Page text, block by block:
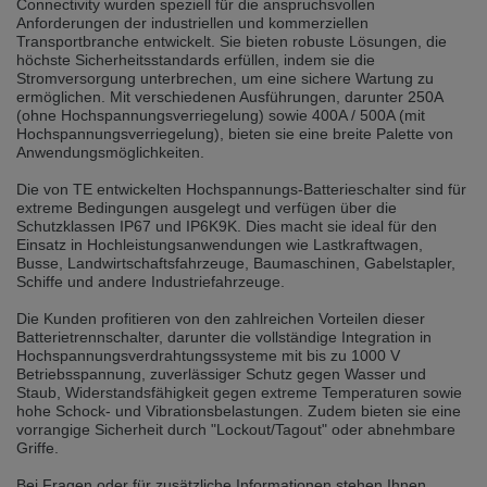
selected one. This website is also available in German. Would you like to
switch to the German version?
Switch to German version Stay on this version
Wir haben erkannt, dass ihr Browser eine andere Sprache als die derzeit
angezeigte bevorzugt. Diese Webseite ist auch auf Deutsch verfügbar.
Möchten Sie zur Deutschen Version wechseln?
We have detected, that your browser prefers another language than the
selected one. This website is also available in Czech. Would you like to
switch to the Czech version?
Zdá se, že Váš prohlížeč je v jiném jazyce, než jaký je momentálně používán.
Tato stránka je k dispozici i v češtině. Chcete přepnout na českou verzi?
Přepnout na českou verzi Zůstaňte v této verzi
Váš prohlížeč se zdá být v jiném jazyce, než je právě používaný jazyk. Tato
Connectivity wurden speziell für die anspruchsvollen
Anforderungen der industriellen und kommerziellen
Transportbranche entwickelt. Sie bieten robuste Lösungen, die
höchste Sicherheitsstandards erfüllen, indem sie die
Stromversorgung unterbrechen, um eine sichere Wartung zu
ermöglichen. Mit verschiedenen Ausführungen, darunter 250A
(ohne Hochspannungsverriegelung) sowie 400A / 500A (mit
Hochspannungsverriegelung), bieten sie eine breite Palette von
Anwendungsmöglichkeiten.
Die von TE entwickelten Hochspannungs-Batterieschalter sind für
extreme Bedingungen ausgelegt und verfügen über die
Schutzklassen IP67 und IP6K9K. Dies macht sie ideal für den
Einsatz in Hochleistungsanwendungen wie Lastkraftwagen,
Busse, Landwirtschaftsfahrzeuge, Baumaschinen, Gabelstapler,
Schiffe und andere Industriefahrzeuge.
Die Kunden profitieren von den zahlreichen Vorteilen dieser
Batterietrennschalter, darunter die vollständige Integration in
Hochspannungsverdrahtungssysteme mit bis zu 1000 V
Betriebsspannung, zuverlässiger Schutz gegen Wasser und
Staub, Widerstandsfähigkeit gegen extreme Temperaturen sowie
hohe Schock- und Vibrationsbelastungen. Zudem bieten sie eine
vorrangige Sicherheit durch "Lockout/Tagout" oder abnehmbare
Griffe.